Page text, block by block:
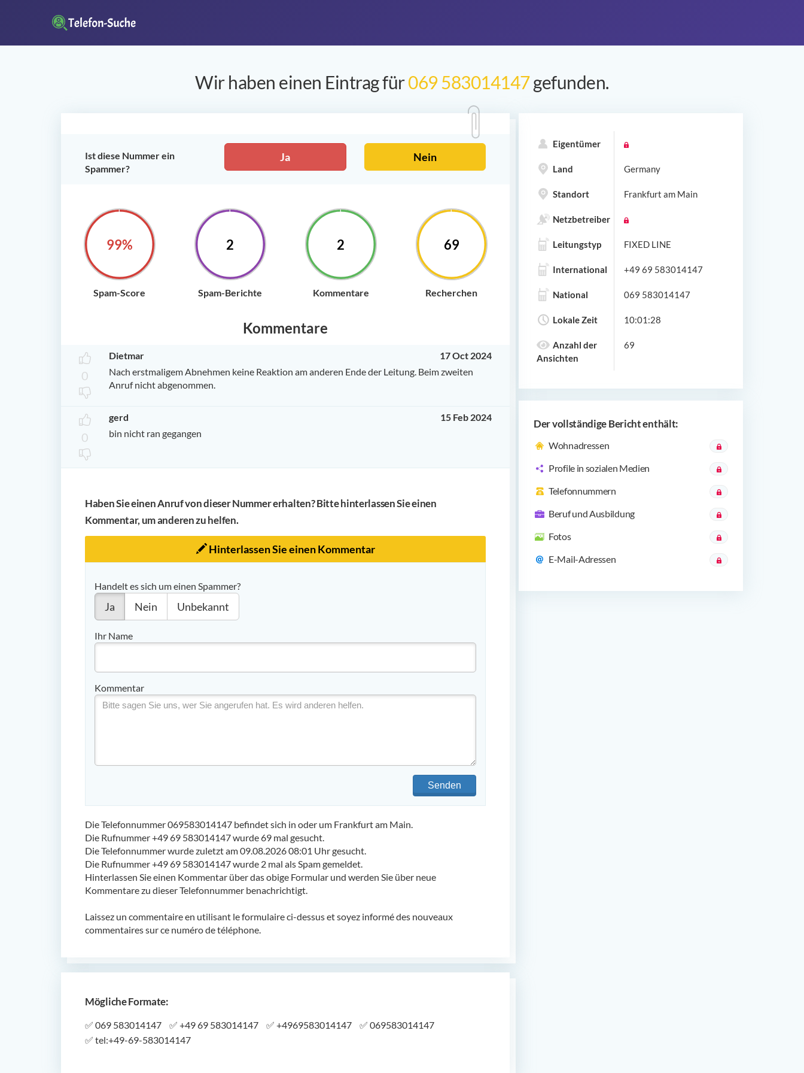
Wir haben einen Eintrag für069 583014147gefunden.
Ist diese Nummer ein
Spammer?
Ja Nein
100%
Spam-Score
2
Spam-Berichte
2
Kommentare
69
Recherchen
Kommentare
0
Dietmar
17 Oct 2024
Nach erstmaligem Abnehmen keine Reaktion am anderen Ende der Leitung. Beim zweiten
Anruf nicht abgenommen.
0
gerd
15 Feb 2024
bin nicht ran gegangen
Haben Sie einen Anruf von dieser Nummer erhalten? Bitte hinterlassen Sie einen
Kommentar, um anderen zu helfen.
Hinterlassen Sie einen Kommentar
Handelt es sich um einen Spammer?
Ja Nein Unbekannt
Ihr Name
Kommentar
Senden
Die Telefonnummer 069583014147 befindet sich in oder um Frankfurt am Main.
Die Rufnummer +49 69 583014147 wurde 69 mal gesucht.
Die Telefonnummer wurde zuletzt am 09.08.2026 08:01 Uhr gesucht.
Die Rufnummer +49 69 583014147 wurde 2 mal als Spam gemeldet.
Hinterlassen Sie einen Kommentar über das obige Formular und werden Sie über neue
Kommentare zu dieser Telefonnummer benachrichtigt.
Laissez un commentaire en utilisant le formulaire ci-dessus et soyez informé des nouveaux
commentaires sur ce numéro de téléphone.
Mögliche Formate:
✅ 069 583014147 ✅ +49 69 583014147 ✅ +4969583014147 ✅ 069583014147
✅ tel:+49-69-583014147
Eigentümer
Land Germany
Standort Frankfurt am Main
Netzbetreiber
Leitungstyp FIXED LINE
International +49 69 583014147
National 069 583014147
Lokale Zeit 10:01:28
Anzahl der
Ansichten
69
Der vollständige Bericht enthält:
Wohnadressen
Profile in sozialen Medien
Telefonnummern
Beruf und Ausbildung
Fotos
E-Mail-Adressen